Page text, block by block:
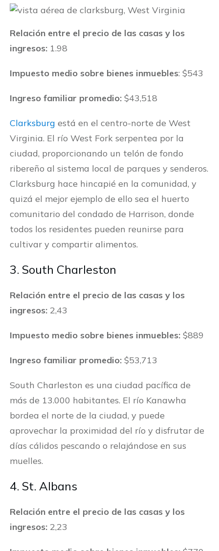
Relación entre el precio de las casas y los
ingresos: 1.98
Impuesto medio sobre bienes inmuebles: $543
Ingreso familiar promedio: $43,518
Clarksburg está en el centro-norte de West
Virginia. El río West Fork serpentea por la
ciudad, proporcionando un telón de fondo
ribereño al sistema local de parques y senderos.
Clarksburg hace hincapié en la comunidad, y
quizá el mejor ejemplo de ello sea el huerto
comunitario del condado de Harrison, donde
todos los residentes pueden reunirse para
cultivar y compartir alimentos.
3. South Charleston
Relación entre el precio de las casas y los
ingresos: 2,43
Impuesto medio sobre bienes inmuebles: $889
Ingreso familiar promedio: $53,713
South Charleston es una ciudad pacífica de
más de 13.000 habitantes. El río Kanawha
bordea el norte de la ciudad, y puede
aprovechar la proximidad del río y disfrutar de
días cálidos pescando o relajándose en sus
muelles.
4. St. Albans
Relación entre el precio de las casas y los
ingresos: 2,23